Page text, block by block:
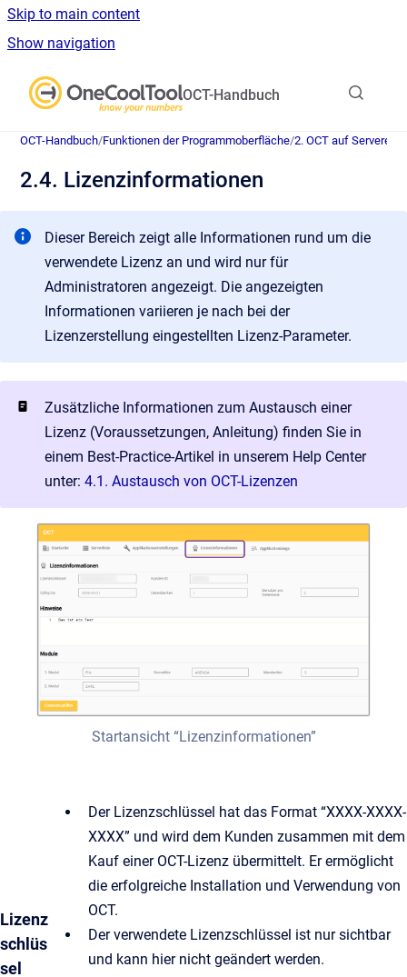
Skip to main content
Show navigation
OCT-Handbuch
OCT-Handbuch/Funktionen der Programmoberfläche/2. OCT auf
2.4. Lizenzinformationen
Dieser Bereich zeigt alle Informationen rund um die
verwendete Lizenz an und wird nur für
Administratoren angezeigt. Die angezeigten
Informationen variieren je nach bei der
Lizenzerstellung eingestellten Lizenz-Parameter.
Zusätzliche Informationen zum Austausch einer
Lizenz (Voraussetzungen, Anleitung) finden Sie in
einem Best-Practice-Artikel in unserem Help Center
unter: 4.1. Austausch von OCT-Lizenzen
Startansicht “Lizenzinformationen”
Lizenz
schlüs
sel
Der Lizenzschlüssel hat das Format “XXXX-XXXX-
XXXX” und wird dem Kunden zusammen mit dem
Kauf einer OCT-Lizenz übermittelt. Er ermöglicht
die erfolgreiche Installation und Verwendung von
OCT.
Der verwendete Lizenzschlüssel ist nur sichtbar
und kann hier nicht geändert werden.